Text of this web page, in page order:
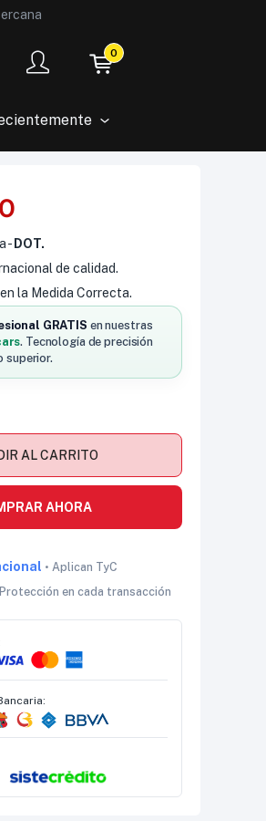
0
- DOT.
de calidad.
la Medida Correcta.
GRATIS en nuestras
. Tecnología de precisión
superior.
AL CARRITO
AHORA
• Aplican TyC
Protección en cada transacción